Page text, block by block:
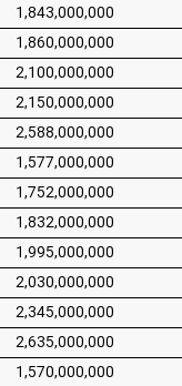
1,843,000,000
1,860,000,000
2,100,000,000
2,150,000,000
2,588,000,000
1,577,000,000
1,752,000,000
1,832,000,000
1,995,000,000
2,030,000,000
2,345,000,000
2,635,000,000
1,570,000,000
آیا
می‌کنند؟
واردات خودرو
داغی که
رونمایی از پوکو M ۸ پاور با باتری ۸۰۰۰